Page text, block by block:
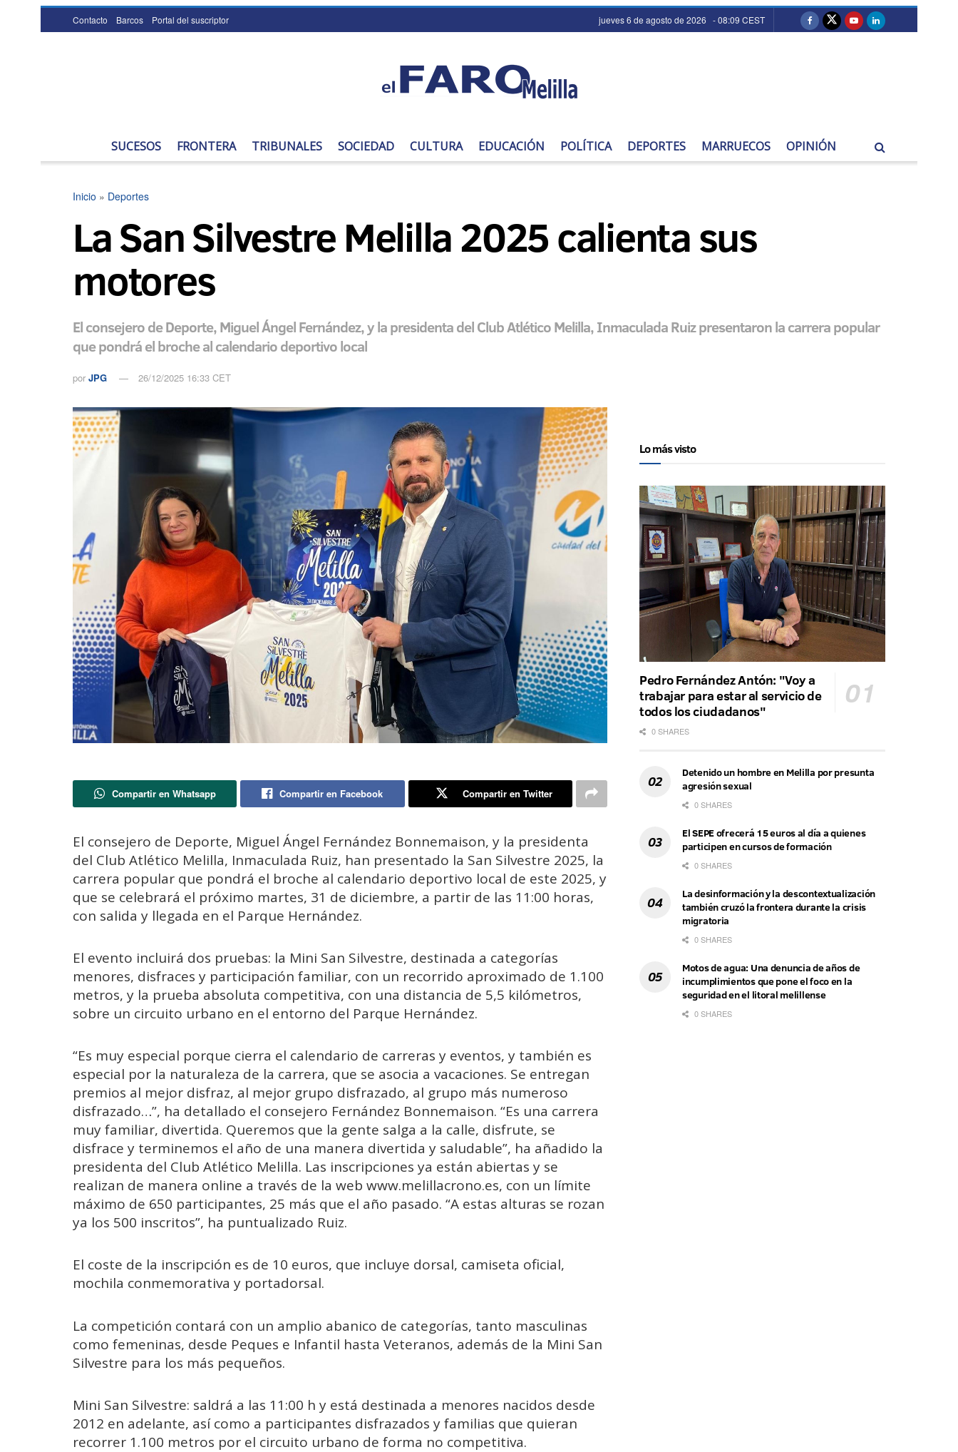
Contacto Barcos Portal del suscriptor jueves 6 de agosto de 2026 - 08:09 CEST
SUCESOS FRONTERA TRIBUNALES SOCIEDAD CULTURA EDUCACIÓN POLÍTICA DEPORTES MARRUECOS OPINIÓN
Inicio » Deportes
La San Silvestre Melilla 2025 calienta sus
motores
El consejero de Deporte, Miguel Ángel Fernández, y la presidenta del Club Atlético Melilla, Inmaculada Ruiz presentaron la carrera popular
que pondrá el broche al calendario deportivo local
por JPG 26/12/2025 16:33 CET
Compartir en Whatsapp Compartir en Facebook Compartir en Twitter
El consejero de Deporte, Miguel Ángel Fernández Bonnemaison, y la presidenta
del Club Atlético Melilla, Inmaculada Ruiz, han presentado la San Silvestre 2025, la
carrera popular que pondrá el broche al calendario deportivo local de este 2025, y
que se celebrará el próximo martes, 31 de diciembre, a partir de las 11:00 horas,
con salida y llegada en el Parque Hernández.
El evento incluirá dos pruebas: la Mini San Silvestre, destinada a categorías
menores, disfraces y participación familiar, con un recorrido aproximado de 1.100
metros, y la prueba absoluta competitiva, con una distancia de 5,5 kilómetros,
sobre un circuito urbano en el entorno del Parque Hernández.
“Es muy especial porque cierra el calendario de carreras y eventos, y también es
especial por la naturaleza de la carrera, que se asocia a vacaciones. Se entregan
premios al mejor disfraz, al mejor grupo disfrazado, al grupo más numeroso
disfrazado…”, ha detallado el consejero Fernández Bonnemaison. “Es una carrera
muy familiar, divertida. Queremos que la gente salga a la calle, disfrute, se
disfrace y terminemos el año de una manera divertida y saludable”, ha añadido la
presidenta del Club Atlético Melilla. Las inscripciones ya están abiertas y se
realizan de manera online a través de la web www.melillacrono.es, con un límite
máximo de 650 participantes, 25 más que el año pasado. “A estas alturas se rozan
ya los 500 inscritos”, ha puntualizado Ruiz.
El coste de la inscripción es de 10 euros, que incluye dorsal, camiseta oficial,
mochila conmemorativa y portadorsal.
La competición contará con un amplio abanico de categorías, tanto masculinas
como femeninas, desde Peques e Infantil hasta Veteranos, además de la Mini San
Silvestre para los más pequeños.
Mini San Silvestre: saldrá a las 11:00 h y está destinada a menores nacidos desde
2012 en adelante, así como a participantes disfrazados y familias que quieran
recorrer 1.100 metros por el circuito urbano de forma no competitiva.
Lo más visto
Pedro Fernández Antón: "Voy a
trabajar para estar al servicio de
todos los ciudadanos"
0 SHARES
Detenido un hombre en Melilla por presunta
agresión sexual
0 SHARES
El SEPE ofrecerá 15 euros al día a quienes
participen en cursos de formación
0 SHARES
La desinformación y la descontextualización
también cruzó la frontera durante la crisis
migratoria
0 SHARES
Motos de agua: Una denuncia de años de
incumplimientos que pone el foco en la
seguridad en el litoral melillense
0 SHARES